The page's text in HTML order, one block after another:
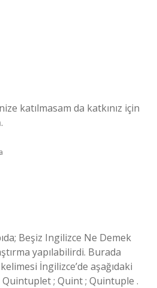
katılmasam da katkınız için
.
Beşiz Ingilizce Ne Demek
yapılabilirdi. Burada
İngilizce’de aşağıdaki
; Quint ; Quintuple .